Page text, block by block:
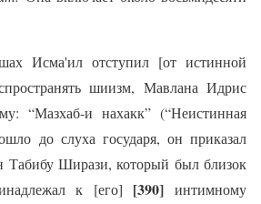
Исма'ил отступил [от истинной
шиизм, Мавлана Идрис
“Мазхаб-и нахакк” (“Неистинная
до слуха государя, он приказал
Табибу Ширази, который был близок
к [его] [390]интимному